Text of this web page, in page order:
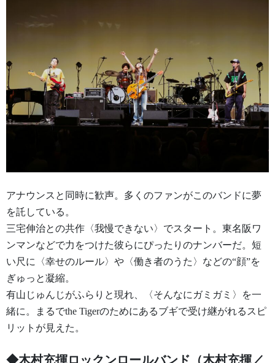
アナウンスと同時に歓声。多くのファンがこのバンドに夢
を託している。
三宅伸治との共作〈我慢できない〉でスタート。東名阪ワ
ンマンなどで力をつけた彼らにぴったりのナンバーだ。短
い尺に〈幸せのルール〉や〈働き者のうた〉などの“顔”を
ぎゅっと凝縮。
有山じゅんじがふらりと現れ、〈そんなにガミガミ〉を一
緒に。まるでthe Tigerのためにあるブギで受け継がれるスピ
リットが見えた。
◆木村充揮ロックンロールバンド（木村充揮／